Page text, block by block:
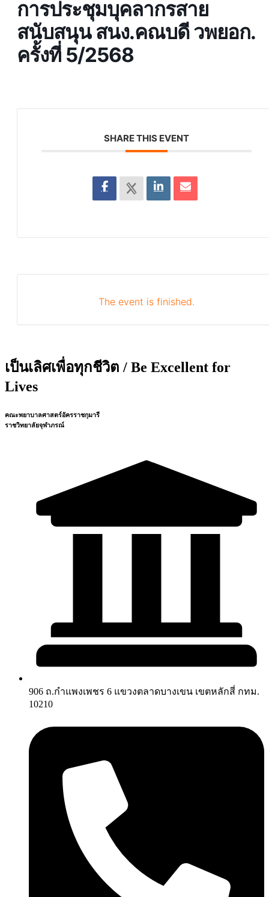
การประชุมบุคลากรสาย
สนับสนุน สนง.คณบดี วพยอก.
ครั้งที่ 5/2568
SHARE THIS EVENT
The event is finished.
เป็นเลิศเพื่อทุกชีวิต / Be Excellent for
Lives
คณะพยาบาลศาสตร์อัครราชกุมารี
ราชวิทยาลัยจุฬาภรณ์
906 ถ.กำแพงเพชร 6 แขวงตลาดบางเขน เขตหลักสี่ กทม.
10210